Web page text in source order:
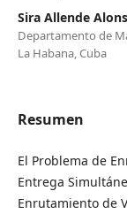
Sira Allende
Departamento de
La Habana, Cuba
Resumen
El Problema de
Entrega
Enrutamiento de